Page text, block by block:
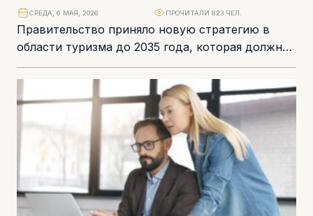
Правительство приняло новую стратегию в
области туризма до 2035 года, которая должна
значительно укрепить конкурентоспособности
национальной экономики и ускорить
качественное...
СРЕДА, 6 МАЯ, 2026 ПРОЧИТАЛИ 823 ЧЕЛ.